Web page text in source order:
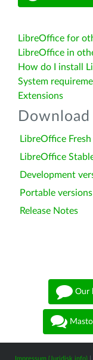
LibreOffice for
LibreOffice in
How do I install
System
Extensions
Download
LibreOffice Fresh
LibreOffice
Development
Portable
Release Notes
Our
Impressum (Juridisk info)|